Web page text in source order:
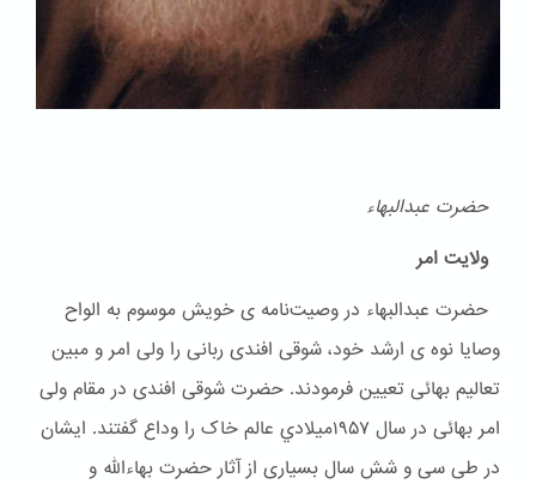
حضرت عبدالبهاء
ولایت امر
حضرت عبدالبهاء در وصیت‌نامه ی خویش موسوم به الواح
وصایا نوه ی ارشد خود، شوقی افندی ربانی را ولی امر و مبین
تعالیم بهائی تعیین فرمودند. حضرت شوقی افندی در مقام ولی
امر بهائی در سال ۱۹۵۷ميلادي عالم خاک را وداع گفتند. ایشان
در طی سی و شش سال بسیاری از آثار حضرت بهاءالله و